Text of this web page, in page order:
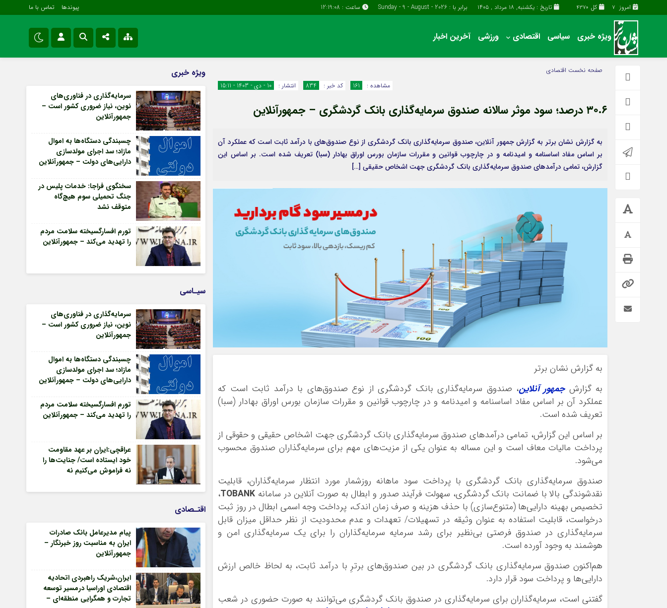
کل 4370 امروز 7 تاریخ : یکشنبه, ۱۸ مرداد , ۱۴۰۵ برابر با : Sunday - 9 - August - 2026 ساعت : 12:19:09 پیوندها تماس با ما
ویژه خبری سیاسی اقتصادی ورزشی آخرین اخبار
سروش
ایتا
آپارات
اپلیکیشن
رمز عبور
مرا به خاطر بسپار
Forget Password
آخرین اخبار
سیاسی
فرهنگی و هنری
حساب مشتری
تماس با ما
سبد خريد
گروه اقتصاد
گروه فرهنگ
سیاسی
فرهنگی و هنری
صفحه نخست اقتصادی
انتشار :
10 - دی - 1403 - 15:11 کد خبر : 834 مشاهده : 161
۳۰.۶ درصد؛ سود موثر سالانه صندوق سرمایه‌گذاری بانک گردشگری – جمهورآنلاین
به گزارش نشان برتر به گزارش جمهور آنلاین، صندوق سرمایه‌گذاری بانک گردشگری از نوع صندوق‌های با درآمد ثابت است که عملکرد آن
بر اساس مفاد اساسنامه و امیدنامه و در چارچوب قوانین و مقررات سازمان بورس اوراق بهادار (سبا) تعریف شده است. بر اساس این
گزارش، تمامی درآمدهای صندوق سرمایه‌گذاری بانک گردشگری جهت اشخاص حقیقی […]
به گزارش نشان برتر
به گزارشجمهور آنلاین، صندوق سرمایه‌گذاری بانک گردشگری از نوع صندوق‌های با درآمد ثابت است که
عملکرد آن بر اساس مفاد اساسنامه و امیدنامه و در چارچوب قوانین و مقررات سازمان بورس اوراق بهادار (سبا)
تعریف شده است.
بر اساس این گزارش، تمامی درآمدهای صندوق سرمایه‌گذاری بانک گردشگری جهت اشخاص حقیقی و حقوقی از
پرداخت مالیات معاف است و این مساله به عنوان یکی از مزیت‌های مهم برای سرمایه‌گذاران صندوق محسوب
می‌شود.
صندوق سرمایه‌گذاری بانک گردشگری با پرداخت سود ماهانه روزشمار مورد انتظار سرمایه‌گذاران، قابلیت
نقدشوندگی بالا با ضمانت بانک گردشگری، سهولت فرآیند صدور و ابطال به صورت آنلاین در سامانه TOBANK،
تخصیص بهینه دارایی‌ها (متنوع‌سازی) با حذف هزینه و صرف زمان اندک، پرداخت وجه اسمی ابطال در روز ثبت
درخواست، قابلیت استفاده به عنوان وثیقه در تسهیلات/ تعهدات و عدم محدودیت از نظر حداقل میزان قابل
‌سرمایه‌گذاری در صندوق فرصتی بی‌نظیر برای رشد سرمایه سرمایه‌گذاران را برای یک سرمایه‌گذاری امن و
هوشمند به وجود آورده است.
هم‌اکنون صندوق سرمایه‌گذاری بانک گردشگری در بین صندوق‌های برترِ با درآمد ثابت، به لحاظ خالص ارزش
دارایی‌ها و پرداخت سود قرار دارد.
گفتنی است، سرمایه‌گذاران برای سرمایه‌گذاری در صندوق بانک گردشگری می‌توانند به صورت حضوری در شعب
ویژه خبری
سرمایه‌گذاری در فناوری‌های
نوین، نیاز ضروری کشور است –
جمهورآنلاین
چسبندگی دستگاه‌ها به اموال
مازاد؛ سد اجرای مولدسازی
دارایی‌های دولت – جمهورآنلاین
سخنگوی فراجا: خدمات پلیس در
جنگ تحمیلی سوم هیچ‌گاه
متوقف نشد
تورم افسارگسیخته سلامت مردم
را تهدید می‌کند – جمهورآنلاین
سیـاسی
سرمایه‌گذاری در فناوری‌های
نوین، نیاز ضروری کشور است –
جمهورآنلاین
چسبندگی دستگاه‌ها به اموال
مازاد؛ سد اجرای مولدسازی
دارایی‌های دولت – جمهورآنلاین
تورم افسارگسیخته سلامت مردم
را تهدید می‌کند – جمهورآنلاین
عراقچی:ایران بر عهد مقاومت
خود ایستاده است/ جنایت‌ها را
نه فراموش می‌کنیم نه
اقتـصادی
پیام مدیرعامل بانک صادرات
ایران به مناسبت روز خبرنگار –
جمهورآنلاین
ایران،شریک راهبردی اتحادیه
اقتصادی اوراسیا درمسیر توسعه
تجارت و همگرایی منطقه‌ای –